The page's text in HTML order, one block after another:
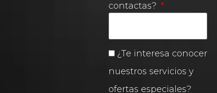
contactas?
¿Te interesa conocer
nuestros servicios y
ofertas especiales?